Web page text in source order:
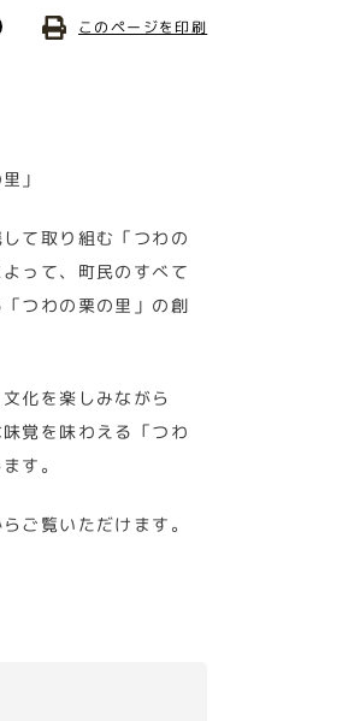
このページを印刷
」
て取り組む「つわの
って、町民のすべて
つわの栗の里」の創
化を楽しみながら
覚を味わえる「つわ
す。
らご覧いただけます。